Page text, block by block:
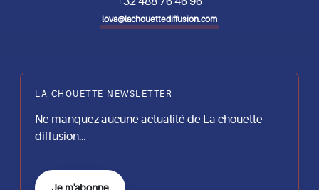
lova@lachouettediffusion.com
LA CHOUETTE NEWSLETTER
Ne manquez aucune actualité de La chouette
diffusion…